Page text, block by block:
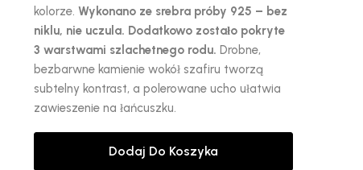
kolorze. Wykonano ze srebra próby 925 – bez
niklu, nie uczula. Dodatkowo zostało pokryte
3 warstwami szlachetnego rodu. Drobne,
bezbarwne kamienie wokół szafiru tworzą
subtelny kontrast, a polerowane ucho ułatwia
zawieszenie na łańcuszku.
Dodaj Do Koszyka